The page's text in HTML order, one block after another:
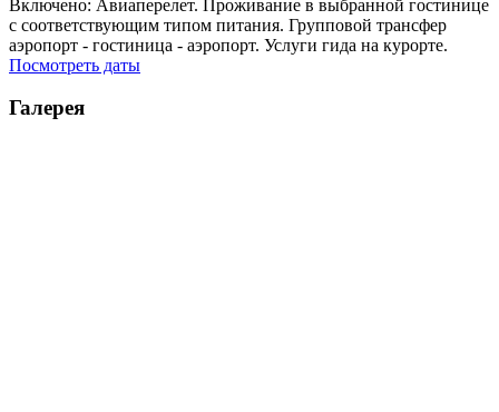
Включено: Авиаперелет. Проживание в выбранной гостинице
с соответствующим типом питания. Групповой трансфер
аэропорт - гостиница - аэропорт. Услуги гида на курорте.
Посмотреть даты
Галерея